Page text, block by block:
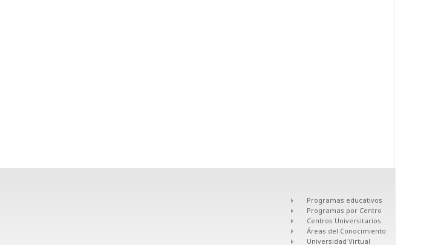
Programas educativos
Programas por Centro
Centros Universitarios
Áreas del Conocimiento
Universidad Virtual